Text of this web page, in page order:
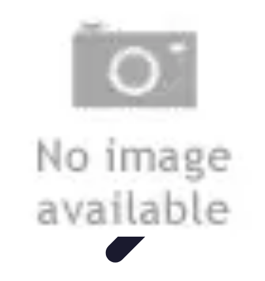
Consigli di StileTendenze